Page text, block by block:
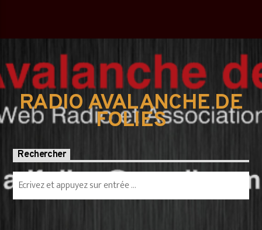
RADIO AVALANCHE DE
FOLIES
Rechercher